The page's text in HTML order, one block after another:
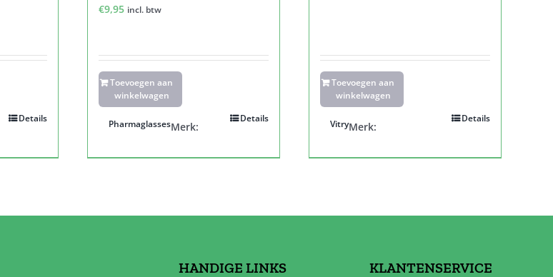
Details
€9,95 incl. btw
Toevoegen aan
winkelwagen
Details
Merk:
Pharmaglasses
Toevoegen aan
winkelwagen
Details
Merk:
Vitry
HANDIGE LINKS KLANTENSERVICE